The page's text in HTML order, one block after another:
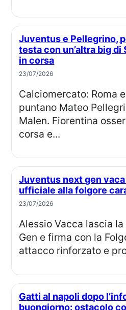
Juventus e Pellegrino, possibile testa a
testa con un’altra big
in corsa
23/07/2026
Calciomercato: Roma e Juventus
puntano Mateo
Malen. Fiorentina
corsa e...
Juventus next gen vaca saluta: passaggio
ufficiale alla folgore
23/07/2026
Alessio Vacca lascia la Juventus Next
Gen e firma con la
attacco rinforzato e
Gatti al napoli dopo l’infortunio di
buongiorno: ostacolo